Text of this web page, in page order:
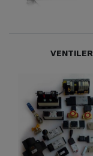
VENTILER